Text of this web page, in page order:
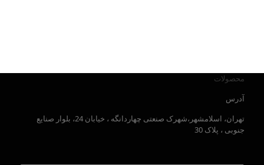
محصولات
آدرس
تهران، اسلامشهر،شهرک صنعتی چهاردانگه ، خیابان 24، بلوار صنایع
جنوبی ، پلاک 30